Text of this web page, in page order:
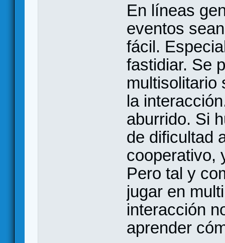
En líneas
eventos
fácil.
fastidiar. Se
multisolitario
la
aburrido. Si
de dificultad
cooperativo,
Pero tal y
jugar en
interacción
aprender